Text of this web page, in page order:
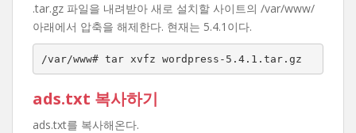
.tar.gz 파일을 내려받아 새로 설치할 사이트의 /var/www/
아래에서 압축을 해제한다. 현재는 5.4.1이다.
/var/www# tar xvfz wordpress-5.4.1.tar.gz
ads.txt 복사하기
ads.txt를 복사해온다.